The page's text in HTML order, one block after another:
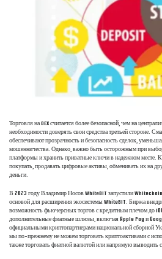
Торговля на DEX считается более безопасной, чем на
необходимости доверять свои средства третьей стороне.
обеспечивают прозрачность и безопасность сделок,
мошенничества. Однако, важно быть осторожным при
платформы и хранить приватные ключи в надежном месте.
покупать, продавать цифровые активы, обменивать их на
деньги.
В 2023 году Владимир Носов WhiteBIT запустили
основой для расширения экосистемы WhiteBIT. Биржа
возможность фьючерсных торгов с кредитным плечом до
дополнительные фиатные шлюзы, включая Apple Pay и
официальными криптопартнерами национальной сборной
мы по-прежнему не можем торговать криптоактивами с
также торговать фиатной валютой или напрямую выводить